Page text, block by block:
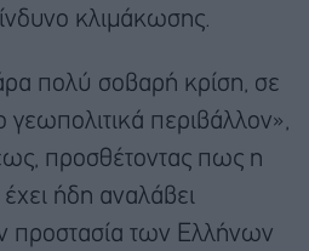
κλιμάκωσης.
πολύ σοβαρή κρίση, σε
περιβάλλον»,
προσθέτοντας πως η
ήδη αναλάβει
προστασία των Ελλήνων